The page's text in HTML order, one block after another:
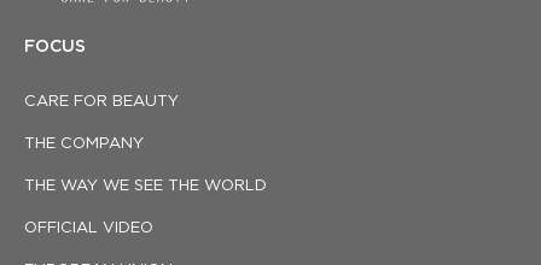
FOCUS
CARE FOR BEAUTY
THE COMPANY
THE WAY WE SEE THE WORLD
OFFICIAL VIDEO